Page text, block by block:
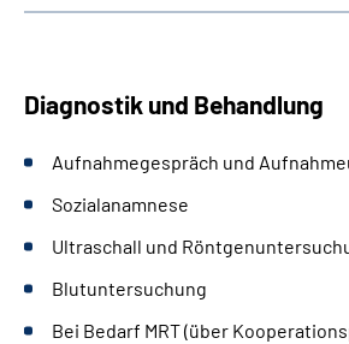
Diagnostik und Behandlung
Aufnahmegespräch und
Sozialanamnese
Ultraschall und
Blutuntersuchung
Bei Bedarf MRT (über